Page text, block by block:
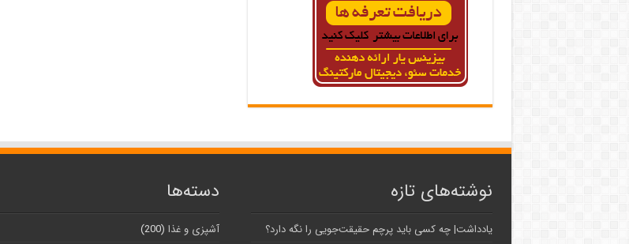
نوشته‌های تازه
یادداشت| ‌چه کسی باید پرچم حقیقت‌جویی را نگه دارد؟
دسته‌ها
آشپزی و غذا (200)